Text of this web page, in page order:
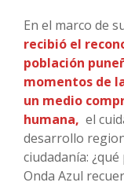
En el marco de
recibió el
población
momentos de
un medio
humana, el
desarrollo
ciudadanía:
Onda Azul